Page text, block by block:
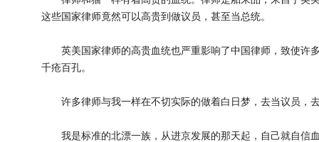
这些国家律师竟然可以高贵到做议员，甚至当总统。
英美国家律师的高贵血统也严重影响了中国律师，致使许
千疮百孔。
许多律师与我一样在不切实际的做着白日梦，去当议员，
我是标准的北漂一族，从进京发展的那天起，自己就自信